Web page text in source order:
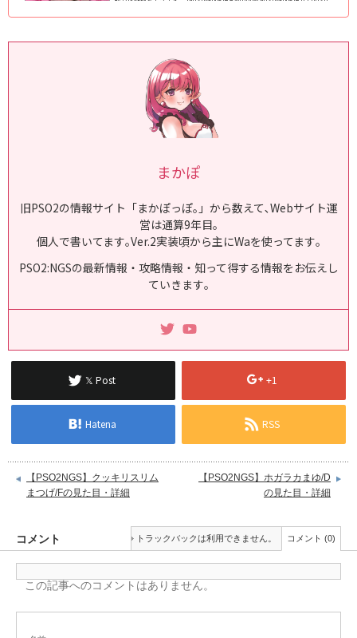
新版で､1月1日現在､全124種類実装｡顔の中では瞳が変わる最重要パーツなの
まかぽ
旧PSO2の情報サイト「まかぽっぽ｡」から数えて､Webサイト運
営は通算9年目｡
個人で書いてます｡Ver.2実装頃から主にWaを使ってます｡
PSO2:NGSの最新情報・攻略情報・知って得する情報をお伝えし
ていきます｡
𝕏 Post +1
Hatena RSS
【PSO2NGS】クッキリスリム
まつげ/Fの見た目・詳細
【PSO2NGS】ホガラカまゆ/D
の見た目・詳細
コメント トラックバックは利用できません。 コメント (0)
この記事へのコメントはありません。